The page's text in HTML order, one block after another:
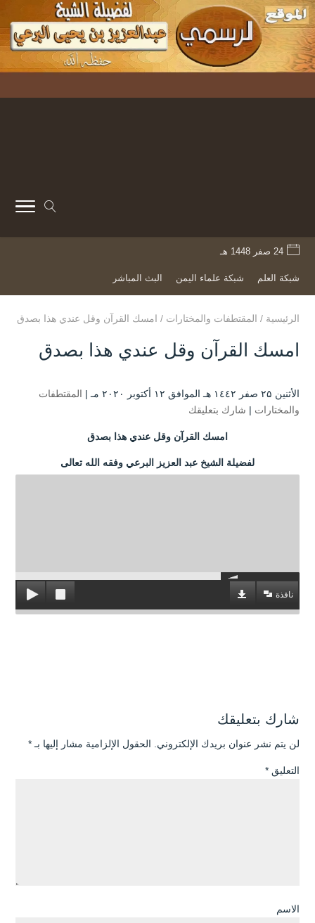
24 صفر 1448 هـ
شبكة العلم شبكة علماء اليمن البث المباشر
الرئيسية / المقتطفات والمختارات / امسك القرآن وقل عندي هذا بصدق
امسك القرآن وقل عندي هذا بصدق
الأثنين ۲۵ صفر ۱٤٤۲ هـ الموافق ۱۲ أكتوبر ۲۰۲۰ مـ |
المقتطفات
والمختارات | شارك بتعليقك
امسك القرآن وقل عندي هذا بصدق
لفضيلة الشيخ عبد العزيز البرعي وفقه الله تعالى
نافذة
شارك بتعليقك
لن يتم نشر عنوان بريدك الإلكتروني. الحقول الإلزامية مشار إليها بـ *
التعليق *
الاسم